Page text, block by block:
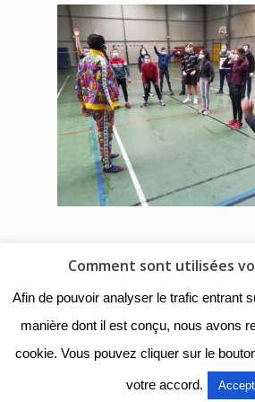
© 2018 - Collège
Navarre |Mentions
Organigramme|
contacter
Comment sont utilisées
Afin de pouvoir analyser le trafic entrant
manière dont il est conçu, nous avons
cookie. Vous pouvez cliquer sur le
votre accord.